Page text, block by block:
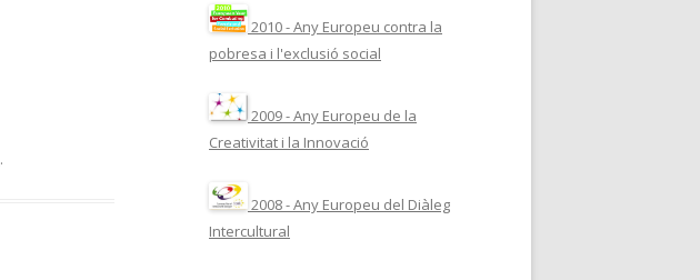
.
2010 - Any Europeu contra la
pobresa i l'exclusió social
2009 - Any Europeu de la
Creativitat i la Innovació
2008 - Any Europeu del Diàleg
Intercultural